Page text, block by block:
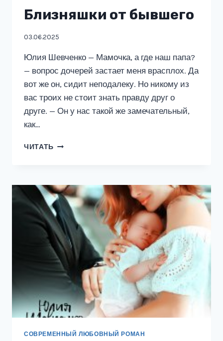
Близняшки от бывшего
03.06.2025
Юлия Шевченко — Мамочка, а где наш папа?
— вопрос дочерей застает меня врасплох. Да
вот же он, сидит неподалеку. Но никому из
вас троих не стоит знать правду друг о
друге. — Он у нас такой же замечательный,
как…
ЧИТАТЬ БЛИЗНЯШКИ
СОВРЕМЕННЫЙ ЛЮБОВНЫЙ РОМАН